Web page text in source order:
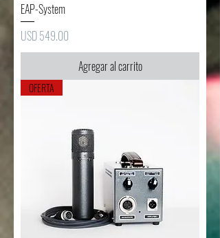
EAP-System
Precio
USD 549.00
Agregar al carrito
OFERTA